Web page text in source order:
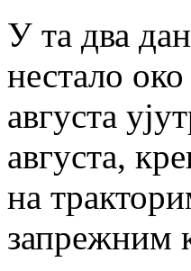
У та два
нестало
августа
августа,
на
запрежним